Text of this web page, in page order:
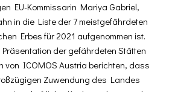
EU-Kommissarin Mariya Gabriel,
in die Liste der 7 meistgefährdeten
Erbes für 2021 aufgenommen ist.
der gefährdeten Stätten
von ICOMOS Austria berichten, dass
Zuwendung des Landes